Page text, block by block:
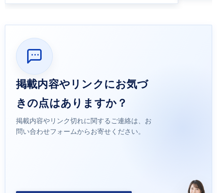
掲載内容やリンクにお気づ
きの点はありますか？
掲載内容やリンク切れに関するご連絡は、お
問い合わせフォームからお寄せください。